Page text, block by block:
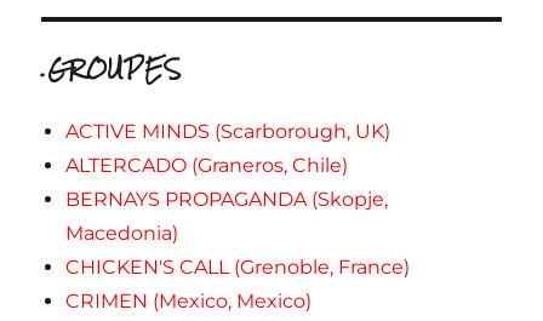
.GROUPES
ACTIVE MINDS (Scarborough, UK)
ALTERCADO (Graneros, Chile)
BERNAYS PROPAGANDA (Skopje,
Macedonia)
CHICKEN'S CALL (Grenoble, France)
CRIMEN (Mexico, Mexico)